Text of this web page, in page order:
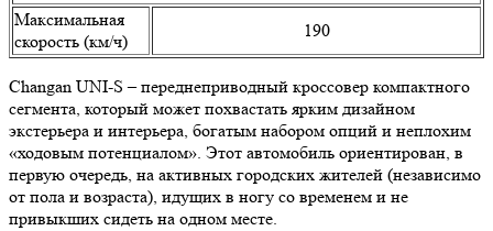
Максимальная
скорость (км/ч)
190
Changan UNI-S – переднеприводный кроссовер компактного
сегмента, который может похвастать ярким дизайном
экстерьера и интерьера, богатым набором опций и неплохим
«ходовым потенциалом». Этот автомобиль ориентирован, в
первую очередь, на активных городских жителей (независимо
от пола и возраста), идущих в ногу со временем и не
привыкших сидеть на одном месте.